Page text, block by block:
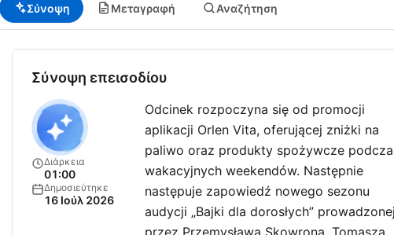
Σύνοψη Μεταγραφή Αναζήτηση
Σύνοψη επεισοδίου
Διάρκεια
01:00
Δημοσιεύτηκε
16 Ιούλ 2026
Odcinek rozpoczyna się od promocji
aplikacji Orlen Vita, oferującej zniżki na
paliwo oraz produkty spożywcze
wakacyjnych weekendów. Następnie
następuje zapowiedź nowego sezonu
audycji „Bajki dla dorosłych” prowadzonej
przez Przemysława Skowrona, Tomasza